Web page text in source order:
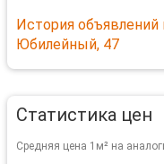
История
Юбилейный, 47
Статистика цен
Средняя цена 1м² на